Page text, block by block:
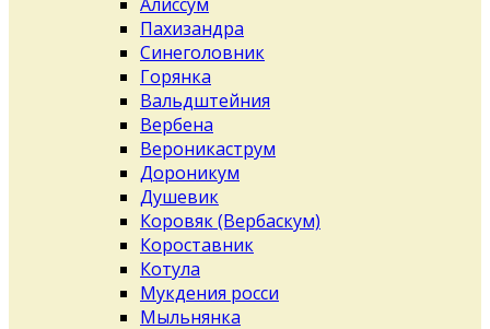
Пахизандра
Синеголовник
Горянка
Вальдштейния
Вербена
Вероникаструм
Дороникум
Душевик
Коровяк (Вербаскум)
Короставник
Котула
Мукдения росси
Мыльнянка